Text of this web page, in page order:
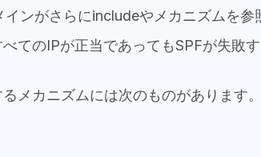
ンがさらにincludeやメカニズムを
てのIPが正当であってもSPFが失敗す
メカニズムには次のものがあります。